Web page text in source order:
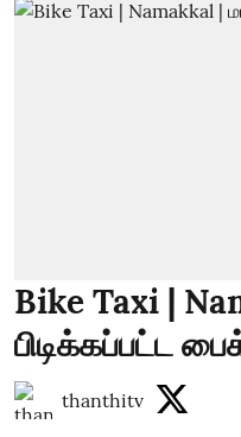
Bike Taxi |
பிடிக்கப்பட்ட
thanthitv